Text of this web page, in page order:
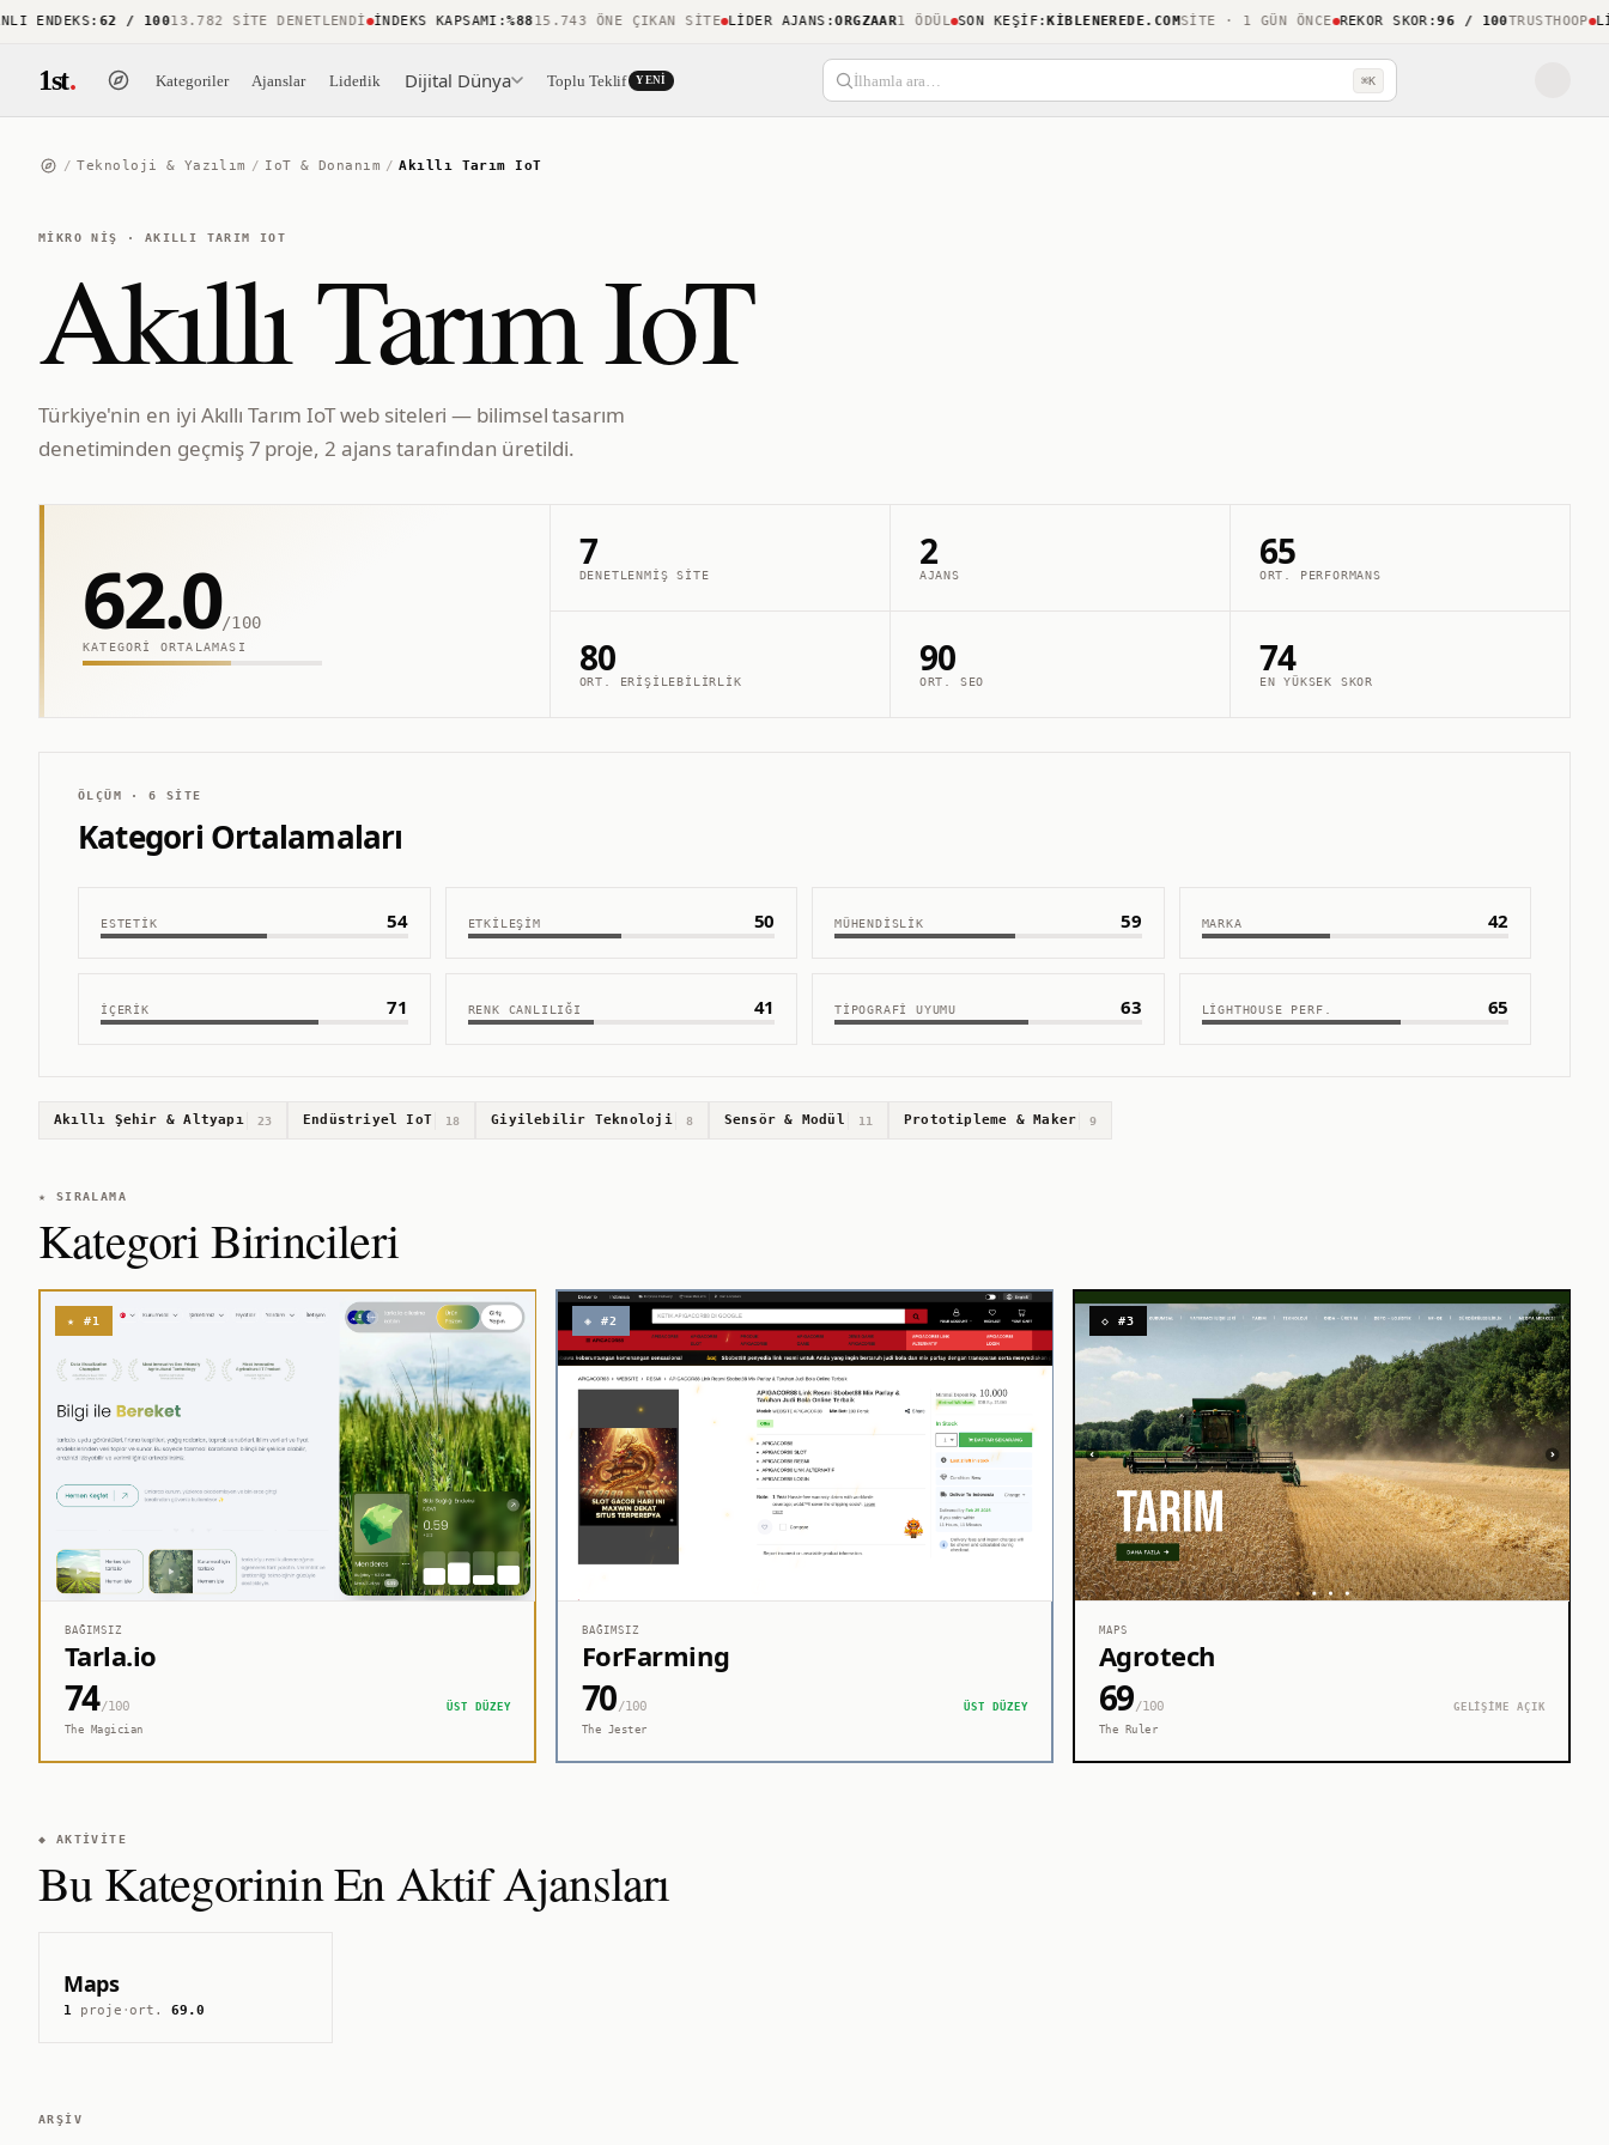
:62 / 100 13.782 SITE DENETLENDI İNDEKS KAPSAMI:%8815.743 ÖNE ÇIKAN SITE LIDER AJANS:ORGZAAR1 ÖDÜL SON KEŞIF:KIBLENEREDE.COM SITE · 1 GÜN ÖNCE REKOR SKOR:96 / 100 TRUSTHOOP
1st. Kategoriler Ajanslar Liderlik Dijital Dünya Toplu Teklif YENI İlhamla ara… ⌘K
/ Teknoloji & Yazılım / IoT & Donanım / Akıllı Tarım IoT
MIKRO NIŞ · AKILLI TARIM IOT
Akıllı Tarım IoT
Türkiye'nin en iyi Akıllı Tarım IoT web siteleri — bilimsel tasarım
denetiminden geçmiş 7 proje, 2 ajans tarafından üretildi.
62.0/100
KATEGORI ORTALAMASI
7
DENETLENMIŞ SITE
2
AJANS
65
ORT. PERFORMANS
80
ORT. ERIŞILEBILIRLIK
90
ORT. SEO
74
EN YÜKSEK SKOR
ÖLÇÜM ·6 SITE
Kategori Ortalamaları
ESTETIK 54 ETKILEŞIM 50 MÜHENDISLIK 59 MARKA 42
İÇERIK 71 RENK CANLILIĞI 41 TIPOGRAFI UYUMU 63 LIGHTHOUSE PERF. 65
Akıllı Şehir & Altyapı 23 Endüstriyel IoT 18 Giyilebilir Teknoloji 8 Sensör & Modül 11 Prototipleme & Maker 9
★ SIRALAMA
Kategori Birincileri
★ #1
BAĞIMSIZ
Tarla.io
74/100
ÜST DÜZEY
The Magician
◈ #2
BAĞIMSIZ
ForFarming
70/100
ÜST DÜZEY
The Jester
◇ #3
MAPS
Agrotech
69/100
GELİŞİME AÇIK
The Ruler
◆ AKTIVITE
Bu Kategorinin En Aktif Ajansları
Maps
1proje ·ort.69.0
ARŞIV